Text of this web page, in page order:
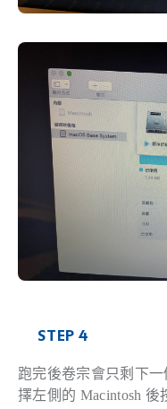
STEP 4
跑完後卷宗會只剩下
擇左側的 Macintosh 後